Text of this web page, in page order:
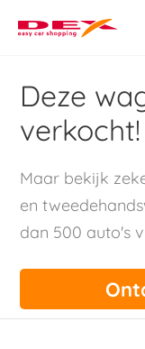
Deze
verkocht!
Maar bekijk
en
dan 500 auto's